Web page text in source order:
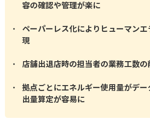
容の確認や管理が楽に
ペーパーレス化によりヒューマン
現
店舗出退店時の担当者の業務工数の
拠点ごとにエネルギー使用量がデー
出量算定が容易に